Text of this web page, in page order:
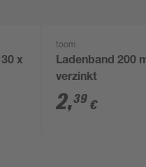
x
toom
Ladenband 200
verzinkt
2,39 €